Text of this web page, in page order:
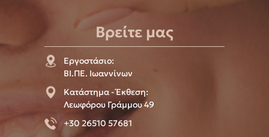
Βρείτε μας
Εργοστάσιο:
ΒΙ.ΠΕ. Ιωαννίνων
Κατάστημα - Έκθεση:
Λεωφόρου Γράμμου 49
+30 26510 57681